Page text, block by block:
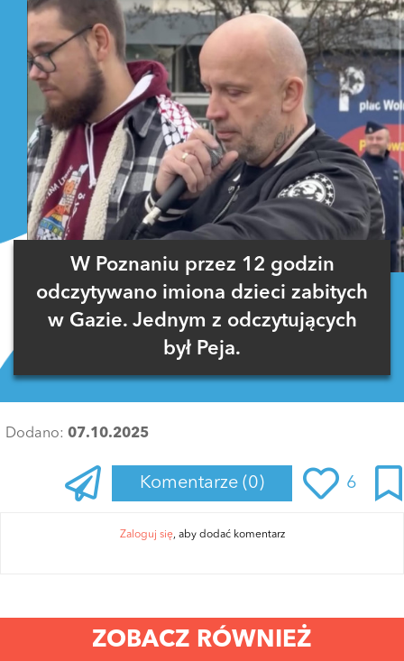
W Poznaniu przez 12 godzin
odczytywano imiona dzieci zabitych
w Gazie. Jednym z odczytujących
był Peja.
Dodano: 07.10.2025
Komentarze (0) 6
Zaloguj się, aby dodać komentarz
ZOBACZ RÓWNIEŻ